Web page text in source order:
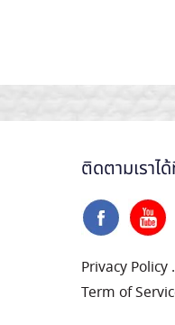
ติดตามเราไ
Privacy Policy .
Term of